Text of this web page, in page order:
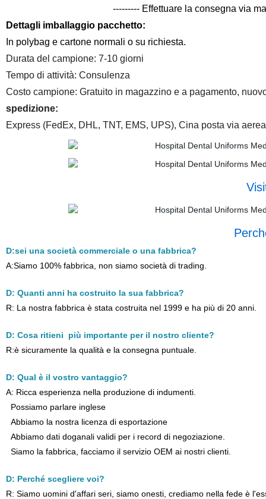
--------- Effettuare la consegna via
Dettagli imballaggio pacchetto:
In polybag e cartone normali o su richiesta.
Durata del campione: 7-10 giorni
Tempo di attività: Consulenza
Costo campione: Gratuito in magazzino e a pagamento,
spedizione:
Express (FedEx, DHL, TNT, EMS, UPS), Cina posta via
D:sei una società commerciale o una fabbrica?
A:Siamo 100% fabbrica, non siamo società di trading.
D: Quanti anni ha costruito la sua fabbrica?
R: La nostra fabbrica è stata costruita nel 1999 e ha più di 20 anni.
D: Cosa ritieni più importante per il nostro cliente?
R:è sicuramente la qualità e la consegna puntuale.
D: Qual è il vostro vantaggio?
A: Ricca esperienza nella produzione di indumenti.
Possiamo parlare inglese
Abbiamo la nostra licenza di esportazione
Abbiamo dati doganali validi per i record di negoziazione.
Siamo la fabbrica, facciamo il servizio OEM ai nostri clienti.
D: Perché scegliere voi?
R: Siamo uomini d'affari seri, siamo onesti, crediamo nella fede è